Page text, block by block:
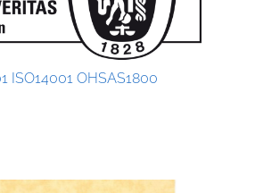
ISO14001 OHSAS1800